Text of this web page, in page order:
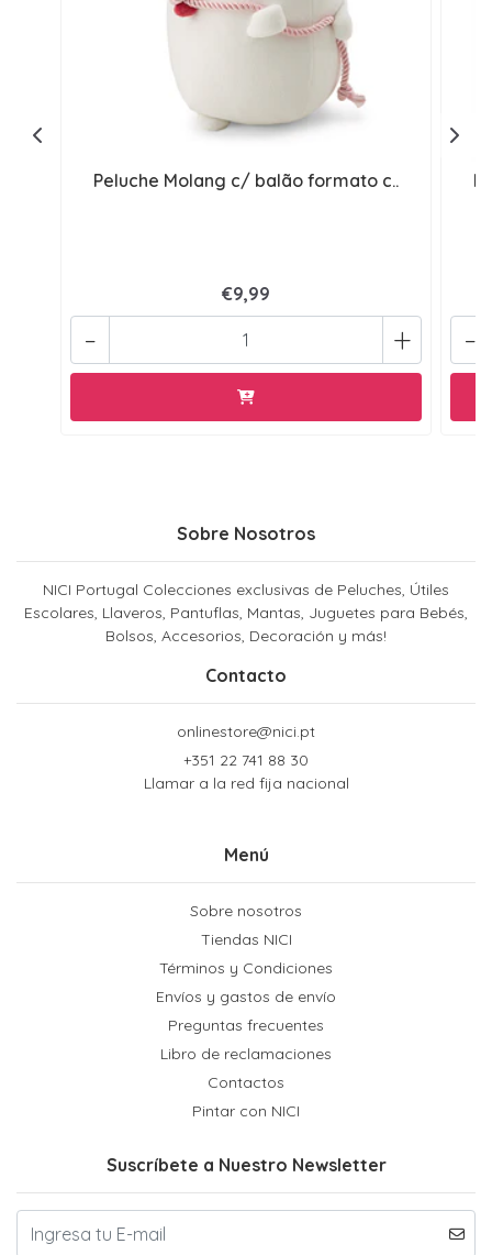
Peluche Molang c/ balão formato c..
€9,99
+
- -
Sobre Nosotros
NICI Portugal Colecciones exclusivas de Peluches, Útiles
Escolares, Llaveros, Pantuflas, Mantas, Juguetes para Bebés,
Bolsos, Accesorios, Decoración y más!
Contacto
onlinestore@nici.pt
+351 22 741 88 30
Llamar a la red fija nacional
Menú
Sobre nosotros
Tiendas NICI
Términos y Condiciones
Envíos y gastos de envío
Preguntas frecuentes
Libro de reclamaciones
Contactos
Pintar con NICI
Suscríbete a Nuestro Newsletter